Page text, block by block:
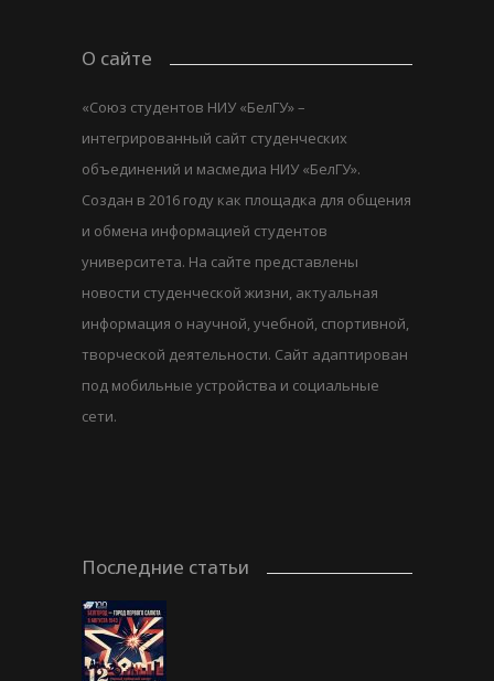
О сайте
«Союз студентов НИУ «БелГУ» –
интегрированный сайт студенческих
объединений и масмедиа НИУ «БелГУ».
Создан в 2016 году как площадка для общения
и обмена информацией студентов
университета. На сайте представлены
новости студенческой жизни, актуальная
информация о научной, учебной, спортивной,
творческой деятельности. Сайт адаптирован
под мобильные устройства и социальные
сети.
Последние статьи